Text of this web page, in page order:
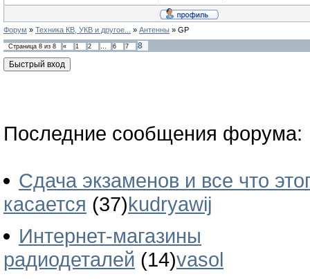
Форум » Техника КВ, УКВ и другое... » Антенны » GP
Страница 8 из 8 « 1 2 … 6 7 8
Последние сообщения форума:
Сдача экзаменов и все что
касается (37)kudryawij
Интернет-магазины
радиодеталей (14)vasol